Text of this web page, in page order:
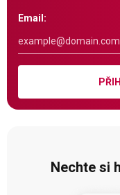
Email:
Nechte si